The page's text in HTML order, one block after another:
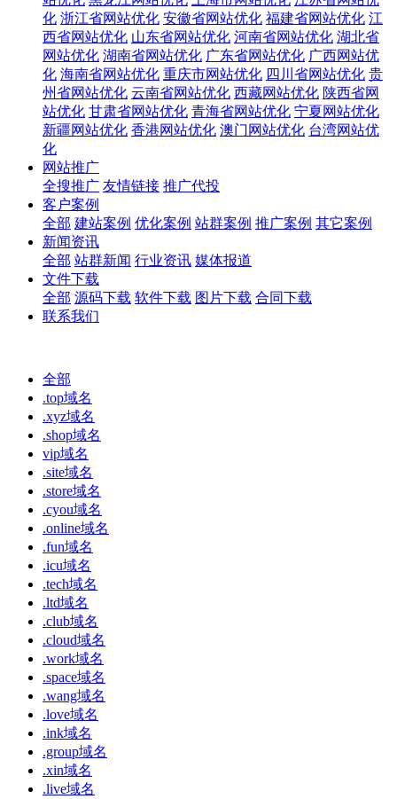
化 浙江省网站优化 安徽省网站优化 福建省网站优化 江
西省网站优化 山东省网站优化 河南省网站优化 湖北省
网站优化 湖南省网站优化 广东省网站优化 广西网站优
化 海南省网站优化 重庆市网站优化 四川省网站优化 贵
州省网站优化 云南省网站优化 西藏网站优化 陕西省网
站优化 甘肃省网站优化 青海省网站优化 宁夏网站优化
新疆网站优化 香港网站优化 澳门网站优化 台湾网站优
化
网站推广
全搜推广 友情链接 推广代投
客户案例
全部 建站案例 优化案例 站群案例 推广案例 其它案例
新闻资讯
全部 站群新闻 行业资讯 媒体报道
文件下载
全部 源码下载 软件下载 图片下载 合同下载
联系我们
全部
.top域名
.xyz域名
.shop域名
vip域名
.site域名
.store域名
.cyou域名
.online域名
.fun域名
.icu域名
.tech域名
.ltd域名
.club域名
.cloud域名
.work域名
.space域名
.wang域名
.love域名
.ink域名
.group域名
.xin域名
.live域名